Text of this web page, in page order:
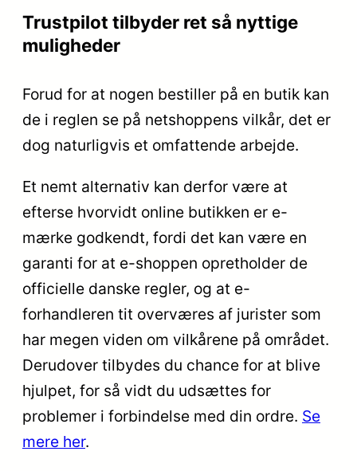
Trustpilot tilbyder ret så nyttige
muligheder
Forud for at nogen bestiller på en butik kan
de i reglen se på netshoppens vilkår, det er
dog naturligvis et omfattende arbejde.
Et nemt alternativ kan derfor være at
efterse hvorvidt online butikken er e-
mærke godkendt, fordi det kan være en
garanti for at e-shoppen opretholder de
officielle danske regler, og at e-
forhandleren tit overværes af jurister som
har megen viden om vilkårene på området.
Derudover tilbydes du chance for at blive
hjulpet, for så vidt du udsættes for
problemer i forbindelse med din ordre. Se
mere her.